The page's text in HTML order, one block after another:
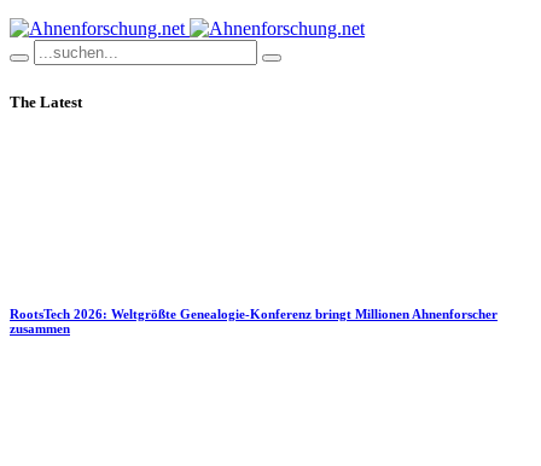
The Latest
RootsTech 2026: Weltgrößte Genealogie-Konferenz bringt Millionen Ahnenforscher
zusammen